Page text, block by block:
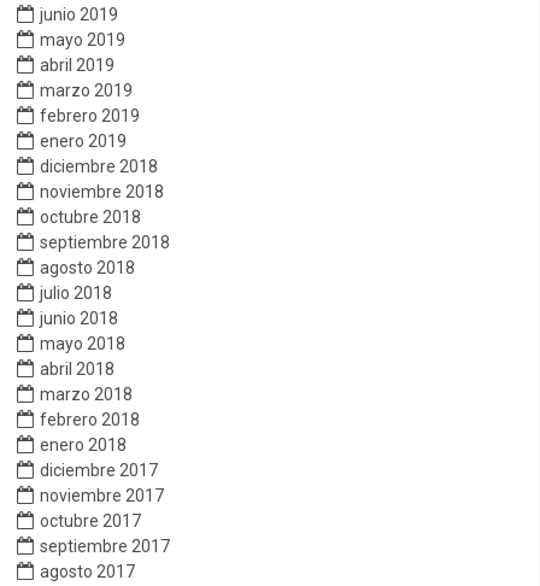
junio 2019
mayo 2019
abril 2019
marzo 2019
febrero 2019
enero 2019
diciembre 2018
noviembre 2018
octubre 2018
septiembre 2018
agosto 2018
julio 2018
junio 2018
mayo 2018
abril 2018
marzo 2018
febrero 2018
enero 2018
diciembre 2017
noviembre 2017
octubre 2017
septiembre 2017
agosto 2017